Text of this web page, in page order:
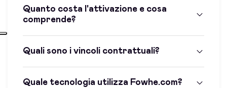
Quanto costa l'attivazione e cosa
comprende?
Quali sono i vincoli contrattuali?
Quale tecnologia utilizza Fowhe.com?